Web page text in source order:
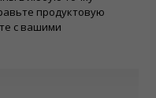
продуктовую
с вашими